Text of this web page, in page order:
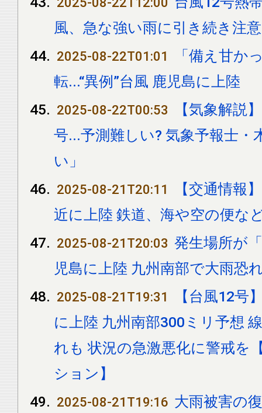
風、急な強い雨に引き続き注意
2025-08-22T01:01
「備え甘か
転...“異例”台風 鹿児島に上陸
2025-08-22T00:53
【気象解説
号...予測難しい? 気象予報士・
い」
2025-08-21T20:11
【交通情報
近に上陸 鉄道、海や空の便な
2025-08-21T20:03 発生場所が
児島に上陸 九州南部で大雨恐
2025-08-21T19:31
【台風12号
に上陸 九州南部300ミリ予想
れも 状況の急激悪化に警戒を
ション】
2025-08-21T19:16 大雨被害の